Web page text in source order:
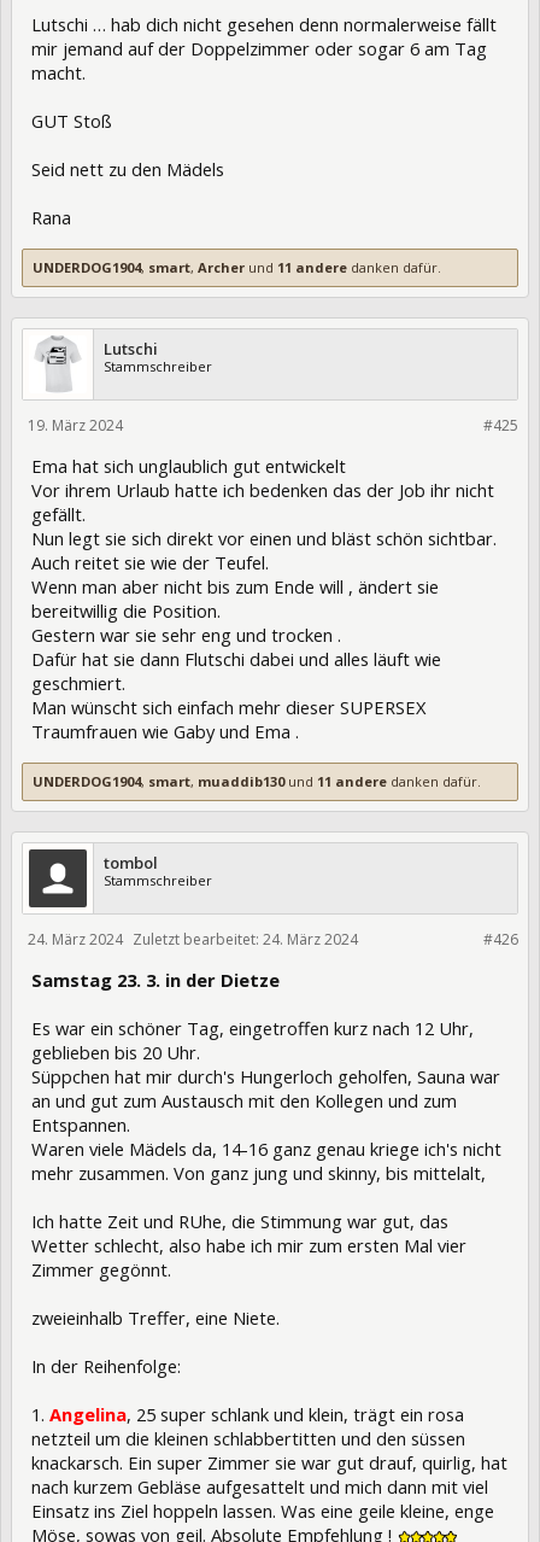
Lutschi … hab dich nicht gesehen denn normalerweise fällt
mir jemand auf der Doppelzimmer oder sogar 6 am Tag
macht.
GUT Stoß
Seid nett zu den Mädels
Rana
UNDERDOG1904, smart, Archer und 11 andere danken dafür.
Lutschi
Stammschreiber
#425
19. März 2024
Ema hat sich unglaublich gut entwickelt
Vor ihrem Urlaub hatte ich bedenken das der Job ihr nicht
gefällt.
Nun legt sie sich direkt vor einen und bläst schön sichtbar.
Auch reitet sie wie der Teufel.
Wenn man aber nicht bis zum Ende will , ändert sie
bereitwillig die Position.
Gestern war sie sehr eng und trocken .
Dafür hat sie dann Flutschi dabei und alles läuft wie
geschmiert.
Man wünscht sich einfach mehr dieser SUPERSEX
Traumfrauen wie Gaby und Ema .
UNDERDOG1904, smart, muaddib130und 11 andere danken dafür.
tombol
Stammschreiber
#426
24. März 2024 Zuletzt bearbeitet: 24. März 2024
Samstag 23. 3. in der Dietze
Es war ein schöner Tag, eingetroffen kurz nach 12 Uhr,
geblieben bis 20 Uhr.
Süppchen hat mir durch's Hungerloch geholfen, Sauna war
an und gut zum Austausch mit den Kollegen und zum
Entspannen.
Waren viele Mädels da, 14-16 ganz genau kriege ich's nicht
mehr zusammen. Von ganz jung und skinny, bis mittelalt,
Ich hatte Zeit und RUhe, die Stimmung war gut, das
Wetter schlecht, also habe ich mir zum ersten Mal vier
Zimmer gegönnt.
zweieinhalb Treffer, eine Niete.
In der Reihenfolge:
1. Angelina, 25 super schlank und klein, trägt ein rosa
netzteil um die kleinen schlabbertitten und den süssen
knackarsch. Ein super Zimmer sie war gut drauf, quirlig, hat
nach kurzem Gebläse aufgesattelt und mich dann mit viel
Einsatz ins Ziel hoppeln lassen. Was eine geile kleine, enge
Möse, sowas von geil. Absolute Empfehlung !